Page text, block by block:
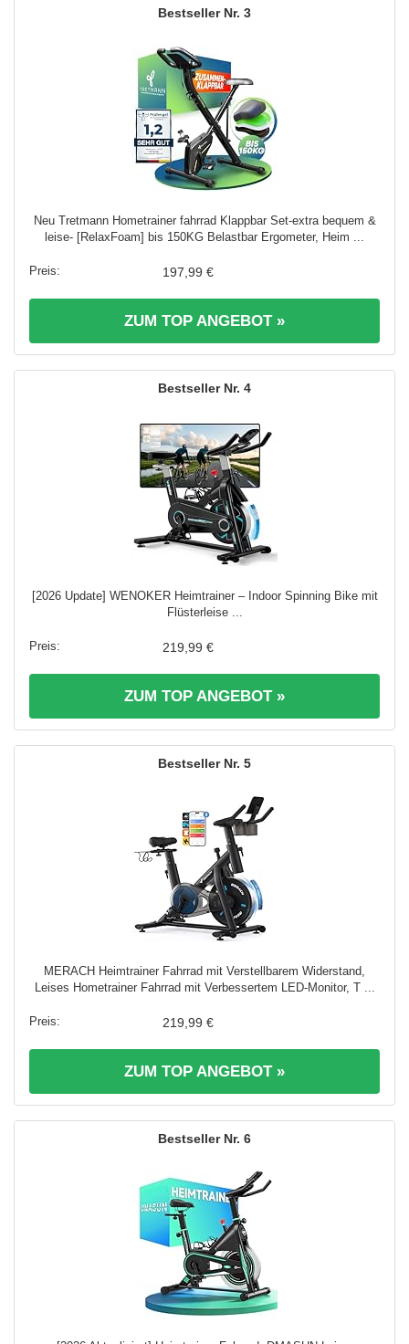
3
Neu Tretmann Hometrainer fahrrad Klappbar Set-extra bequem &
leise- [RelaxFoam] bis 150KG Belastbar Ergometer, Heim ...
197,99 €
ZUM TOP ANGEBOT »
4
[2026 Update] WENOKER Heimtrainer – Indoor Spinning Bike mit
Flüsterleise ...
219,99 €
ZUM TOP ANGEBOT »
5
MERACH Heimtrainer Fahrrad mit Verstellbarem Widerstand,
Leises Hometrainer Fahrrad mit Verbessertem LED-Monitor, T ...
219,99 €
ZUM TOP ANGEBOT »
6